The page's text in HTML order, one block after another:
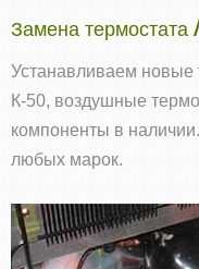
Замена термостата
Устанавливаем новые
К‑50, воздушные
компоненты в
любых марок.